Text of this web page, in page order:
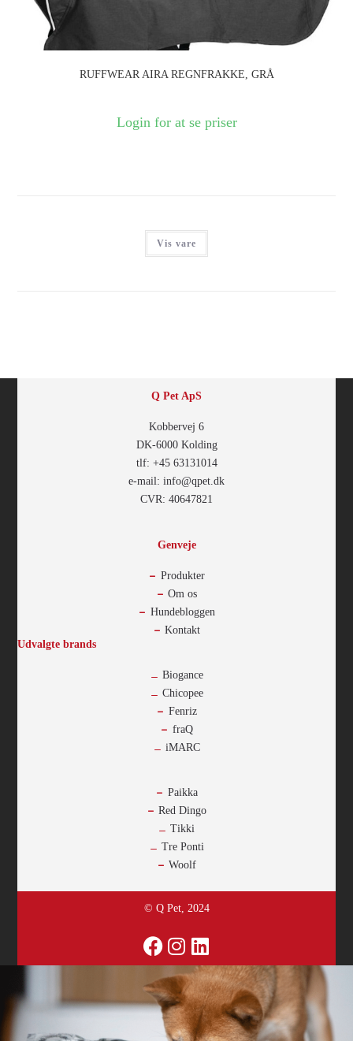
RUFFWEAR AIRA REGNFRAKKE, GRÅ
Login for at se priser
Vis vare
Q Pet ApS
Kobbervej 6
DK-6000 Kolding
tlf: +45 63131014
e-mail: info@qpet.dk
CVR: 40647821
Genveje
Produkter
Om os
Hundebloggen
Kontakt
Udvalgte brands
Biogance
Chicopee
Fenriz
fraQ
iMARC
Paikka
Red Dingo
Tikki
Tre Ponti
Woolf
© Q Pet, 2024